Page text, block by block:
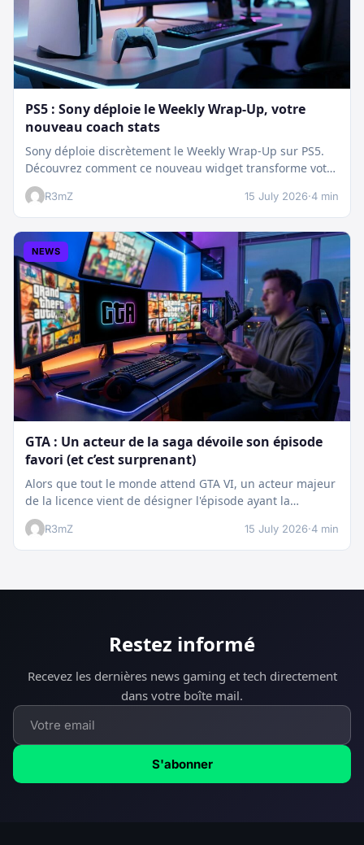
PS5 : Sony déploie le Weekly Wrap-Up, votre
nouveau coach stats
Sony déploie discrètement le Weekly Wrap-Up sur PS5.
Découvrez comment ce nouveau widget transforme votre
dashboard et booste votre suivi…
R3mZ 15 July 2026·4 min
NEWS
GTA : Un acteur de la saga dévoile son épisode
favori (et c’est surprenant)
Alors que tout le monde attend GTA VI, un acteur majeur
de la licence vient de désigner l'épisode ayant la…
R3mZ 15 July 2026·4 min
Restez informé
Recevez les dernières news gaming et tech directement
dans votre boîte mail.
S'abonner